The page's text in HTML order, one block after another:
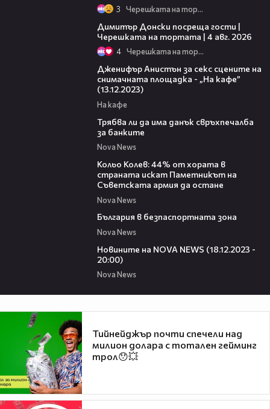
3 Черешката на тортата
Димитър Донски посреща гости |
Черешката на тортата | 4 авг. 2026
4 Черешката на тортата
Дженифър Анистън за секс сцените на
снимачната площадка - „На кафе”
(13.12.2023)
На кафе
Трябва ли да има данък свръхпечалба
за банките
Nova News
Кольо Колев: 44% от хората в
страната искат Паметникът на
Съветската армия да остане
Nova News
България в безпаспортната зона
Nova News
Новините на NOVA NEWS (18.12.2023 -
20:00)
Nova News
Тийнейджър почти спечели над
милион долара с тотален гейминг
трол😯💥